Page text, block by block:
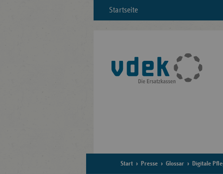
Startseite
Start Presse Glossar Digitale